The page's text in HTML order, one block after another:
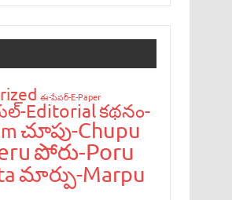
ఈ-పేప‌ర్-E-Paper
Editorialక‌థ‌నం-
చూపు-Chupu
పోరు-Poru
మార్పు-Marpu